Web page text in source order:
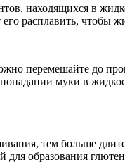
находящихся в
расплавить, чтобы
перемешайте до
муки в
тем больше
для образования